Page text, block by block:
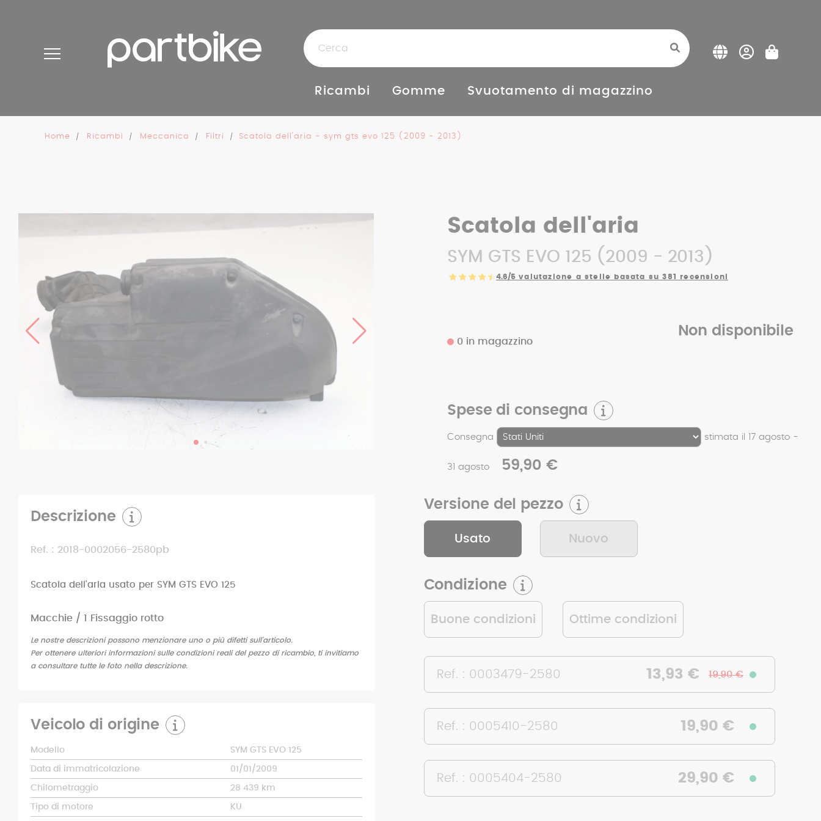
Ricambi Gomme Svuotamento di magazzino
Home Ricambi Meccanica Filtri Scatola dell'aria - sym gts evo 125 (2009 - 2013)
Scatola dell'aria
SYM GTS EVO 125 (2009 - 2013)
4.6/5 valutazione a stelle basata su 381 recensioni
Spese di consegna
Consegna stimata il 17 agosto -
31 agosto 59,90 €
0 in magazzino
Non disponibile
Versione del pezzo
Usato Nuovo
Condizione
Buone condizioni Ottime condizioni
Ref. : 0003479-2580 13,93 € 19,90 €
Ref. : 0005410-2580 19,90 €
Ref. : 0005404-2580 29,90 €
Descrizione
Ref. : 2018-0002056-2580pb
Scatola dell'aria usato per SYM GTS EVO 125
Macchie / 1 Fissaggio rotto
Le nostre descrizioni possono menzionare uno o più difetti sull'articolo.
Per ottenere ulteriori informazioni sulle condizioni reali del pezzo di ricambio, ti invitiamo
a consultare tutte le foto nella descrizione.
Veicolo di origine
Modello SYM GTS EVO 125
Data di immatricolazione 01/01/2009
Chilometraggio 28 439 km
Tipo di motore KU